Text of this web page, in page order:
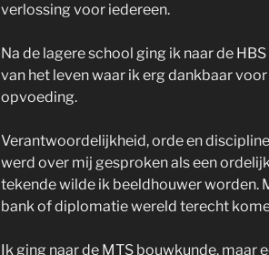
verlossing voor iedereen.
Na de lagere school ging ik naar de
van het leven waar ik erg dankbaar
opvoeding.
Verantwoordelijkheid, orde en
werd over mij gesproken als een
tekende wilde ik beeldhouwer worden.
bank of diplomatie wereld terecht
Ik ging naar de MTS bouwkunde. maar